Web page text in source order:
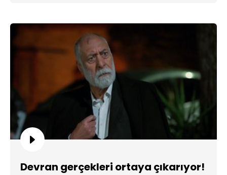
Devran gerçekleri ortaya çıkarıyor!